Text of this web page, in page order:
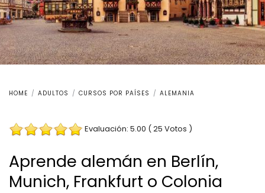
HOME ADULTOS CURSOS POR PAÍSES ALEMANIA
Evaluación: 5.00 ( 25 Votos )
Aprende alemán en Berlín,
Munich, Frankfurt o Colonia